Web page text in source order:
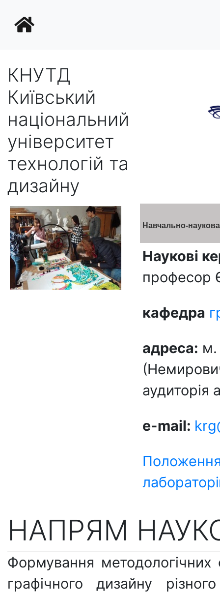
КНУТД
Київський
національний
університет
технологій та
дизайну
Навчально-
Наукові
професор
кафедра
адреса: м.
аудиторія
e-mail:
НАПРЯМ
Формування методологічних
графічного дизайну